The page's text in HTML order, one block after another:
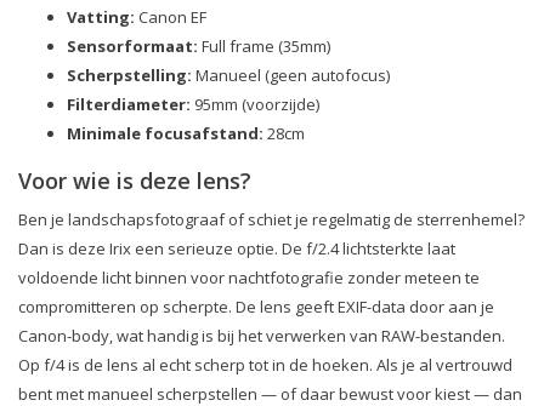
Vatting: Canon EF
Sensorformaat: Full frame (35mm)
Scherpstelling: Manueel (geen autofocus)
Filterdiameter: 95mm (voorzijde)
Minimale focusafstand: 28cm
Voor wie is deze lens?
Ben je landschapsfotograaf of schiet je regelmatig de sterrenhemel?
Dan is deze Irix een serieuze optie. De f/2.4 lichtsterkte laat
voldoende licht binnen voor nachtfotografie zonder meteen te
compromitteren op scherpte. De lens geeft EXIF-data door aan je
Canon-body, wat handig is bij het verwerken van RAW-bestanden.
Op f/4 is de lens al echt scherp tot in de hoeken. Als je al vertrouwd
bent met manueel scherpstellen — of daar bewust voor kiest — dan